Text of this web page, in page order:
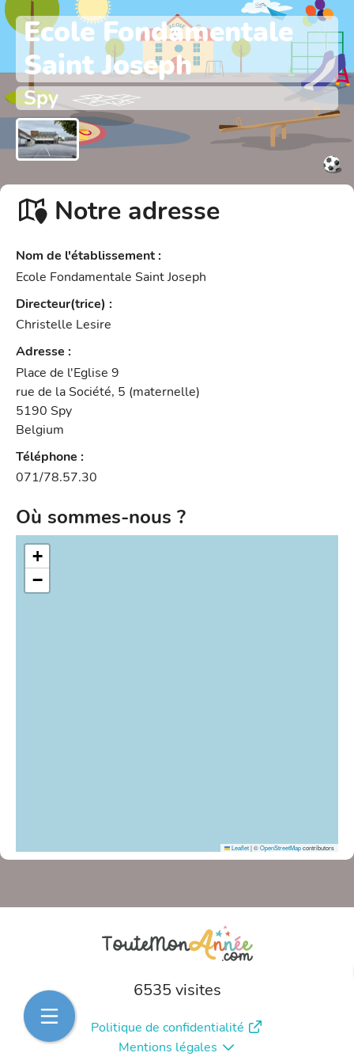
Ecole Fondamentale
Saint Joseph
Spy
Notre adresse
Nom de l'établissement :
Ecole Fondamentale Saint Joseph
Directeur(trice) :
Christelle Lesire
Adresse :
Place de l'Eglise 9
rue de la Société, 5 (maternelle)
5190 Spy
Belgium
Téléphone :
071/78.57.30
Où sommes-nous ?
+
−
Leaflet|©OpenStreetMapcontributors
6535 visites
Politique de confidentialité
Mentions légales